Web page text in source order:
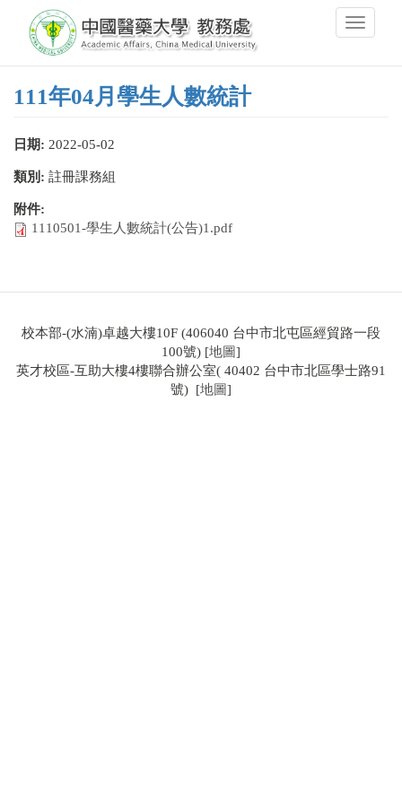
內
Toggle
111年04月學生人數統計
日期: 2022-05-02
類別: 註冊課務組
附件:
1110501-學生人數統計(公告)1.pdf
校本部-(水湳)卓越大樓10F (406040 台中市北屯區經貿路一段
100號) [地圖]
英才校區-互助大樓4樓聯合辦公室( 40402 台中市北區學士路91
號) [地圖]